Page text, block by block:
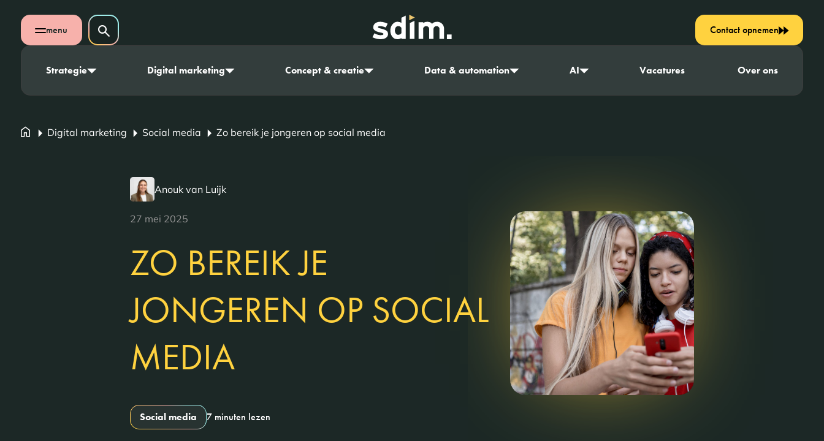
Navigatie overslaan
Open mobiel menu
menu Zoeken op website
Zoeken
Strategie Digital marketing Concept & creatie Data & automation AI Vacatures Over ons
Contact opnemen
Digital marketing Social media Zo bereik je jongeren op social media
Anouk van Luijk
27 mei 2025
ZO BEREIK JE
JONGEREN OP SOCIAL
MEDIA
Social media 7 minuten lezen